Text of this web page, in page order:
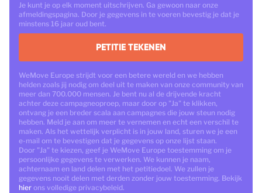
Je kunt je op elk moment uitschrijven. Ga gewoon naar onze
afmeldingspagina. Door je gegevens in te voeren bevestig je dat je
minstens 16 jaar oud bent.
PETITIE TEKENEN
WeMove Europe strijdt voor een betere wereld en we hebben
helden zoals jij nodig om deel uit te maken van onze community van
meer dan 700.000 mensen. Je bent nu al de drijvende kracht
achter deze campagneoproep, maar door op "Ja" te klikken,
ontvang je een breder scala aan campagnes die jouw steun nodig
hebben. Meld je aan om meer te vernemen en echt een verschil te
maken. Als het wettelijk verplicht is in jouw land, sturen we je een
e-mail om te bevestigen dat je gegevens op onze lijst staan.
Door "Ja" te kiezen, geef je WeMove Europe toestemming om je
persoonlijke gegevens te verwerken. We kunnen je naam,
achternaam en land delen met het petitiedoel. We zullen je
gegevens nooit delen met derden zonder jouw toestemming. Bekijk
hier ons volledige privacybeleid.